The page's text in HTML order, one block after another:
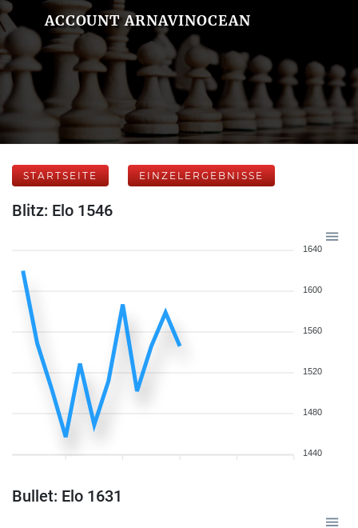
ACCOUNT ARNAVINOCEAN
STARTSEITE EINZELERGEBNISSE
Blitz: Elo 1546
1640
1600
1560
1520
1480
1440
Bullet: Elo 1631